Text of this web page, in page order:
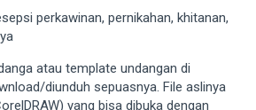
perkawinan, pernikahan, khitanan,
atau template undangan di
diunduh sepuasnya. File aslinya
yang bisa dibuka dengan